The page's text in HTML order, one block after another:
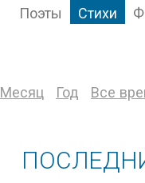
Поэты Стихи
Месяц Год Все